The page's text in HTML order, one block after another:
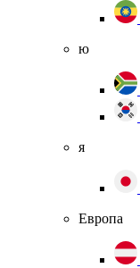
ю
я
Европа